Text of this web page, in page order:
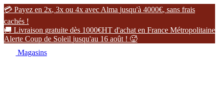
 Payez en 2x, 3x ou 4x avec Alma jusqu'à 4000€, sans frais
cachés !
 Livraison gratuite dès 1000€HT d'achat en France Métropolitaine
Alerte Coup de Soleil jusqu'au 16 août ! 
Magasins